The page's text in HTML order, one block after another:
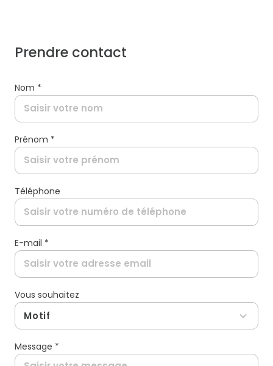
prendre contact
Nom *
Prénom *
Téléphone
E-mail *
Vous souhaitez
Motif
Message *